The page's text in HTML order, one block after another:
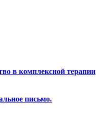
в комплексной терапии
письмо.